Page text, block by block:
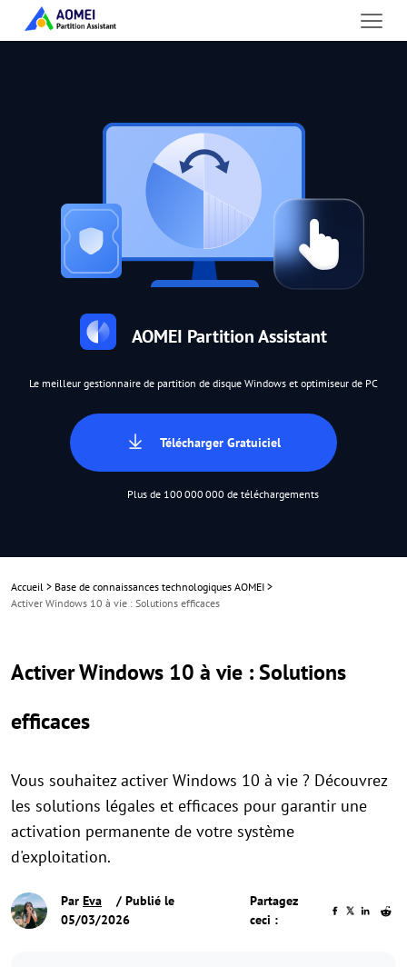
AOMEI Partition Assistant
Le meilleur gestionnaire de partition de disque Windows et optimiseur de PC
Télécharger Gratuiciel
Plus de 100 000 000 de téléchargements
Accueil > Base de connaissances technologiques AOMEI >
Activer Windows 10 à vie : Solutions efficaces
Activer Windows 10 à vie : Solutions
efficaces
Vous souhaitez activer Windows 10 à vie ? Découvrez
les solutions légales et efficaces pour garantir une
activation permanente de votre système
d'exploitation.
Par Eva
/ Publié le
05/03/2026
Partagez
ceci :